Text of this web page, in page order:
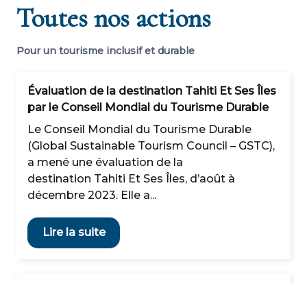
Toutes nos actions
Pour un tourisme inclusif et durable
Évaluation de la destination Tahiti Et Ses Îles
par le Conseil Mondial du Tourisme Durable
Le Conseil Mondial du Tourisme Durable
(Global Sustainable Tourism Council – GSTC),
a mené une évaluation de la
destination Tahiti Et Ses Îles, d’août à
décembre 2023. Elle a...
Lire la suite